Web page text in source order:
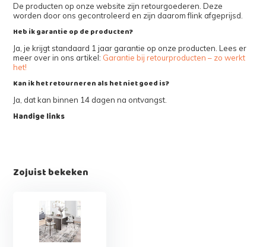
De producten op onze website zijn retourgoederen. Deze
worden door ons gecontroleerd en zijn daarom flink afgeprijsd.
Heb ik garantie op de producten?
Ja, je krijgt standaard 1 jaar garantie op onze producten. Lees er
meer over in ons artikel: Garantie bij retourproducten – zo werkt
het!
Kan ik het retourneren als het niet goed is?
Ja, dat kan binnen 14 dagen na ontvangst.
Handige links
Zojuist bekeken